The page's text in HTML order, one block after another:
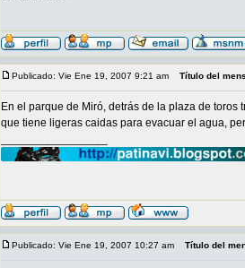
Publicado: Vie Ene 19, 2007 9:21 am Título del
En el parque de Miró, detrás de la plaza de
que tiene ligeras caidas para evacuar el agua,
Publicado: Vie Ene 19, 2007 10:27 am Título del